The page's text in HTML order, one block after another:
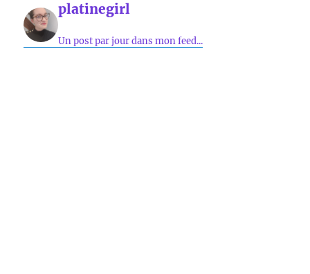
platinegirl
Un post par jour dans mon feed...